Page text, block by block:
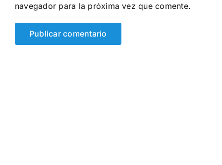
navegador para la próxima vez que comente.